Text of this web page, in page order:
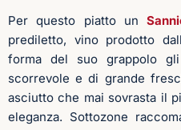
Per questo piatto un
prediletto, vino prodotto
forma del suo grappolo
scorrevole e di grande
asciutto che mai sovrasta il
eleganza. Sottozone